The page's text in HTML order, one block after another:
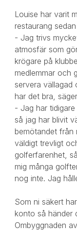
Louise har varit
restaurang
- Jag trivs
atmosfär som
krögare på
medlemmar och
servera vällagad
har det bra,
- Jag har
så jag har blivit
bemötandet från
väldigt trevligt
golferfarenhet,
mig många
nog inte. Jag
Som ni säkert
konto så händer
Ombyggnaden